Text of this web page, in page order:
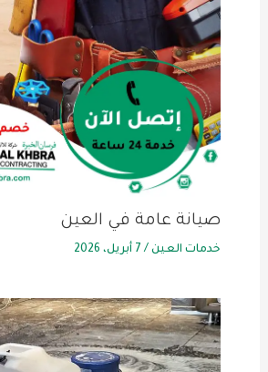
صيانة عامة في العين
خدمات العين/ 7 أبريل، 2026